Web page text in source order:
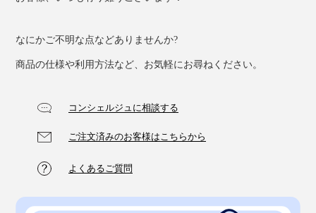
なにかご不明な点などありませんか?
商品の仕様や利用方法など、お気軽にお尋ねください。
コンシェルジュに相談する
ご注文済みのお客様はこちらから
よくあるご質問